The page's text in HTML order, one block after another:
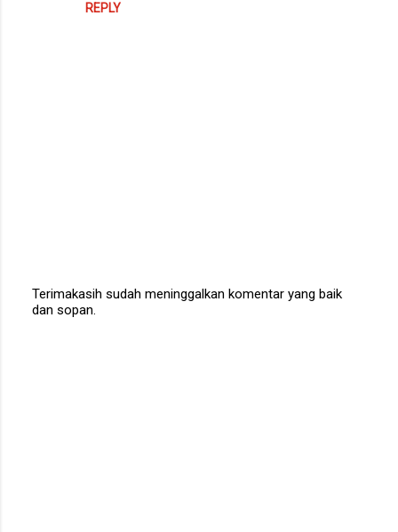
REPLY
P
Terimakasih sudah meninggalkan komentar yang baik
dan sopan.